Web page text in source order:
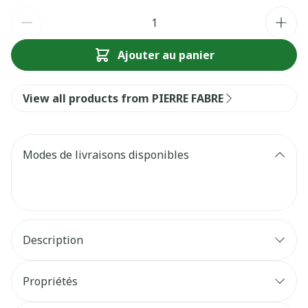
Ajouter au panier
View all products from PIERRE FABRE
Modes de livraisons disponibles
Description
Propriétés